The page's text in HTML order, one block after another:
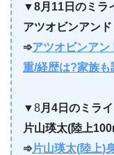
▼8月11日のミラ
アツオビンアン
➾アツオビンアン
重/経歴は?家族も
▼8月4日のミラ
片山瑛太(陸上
➾片山瑛太(陸上)